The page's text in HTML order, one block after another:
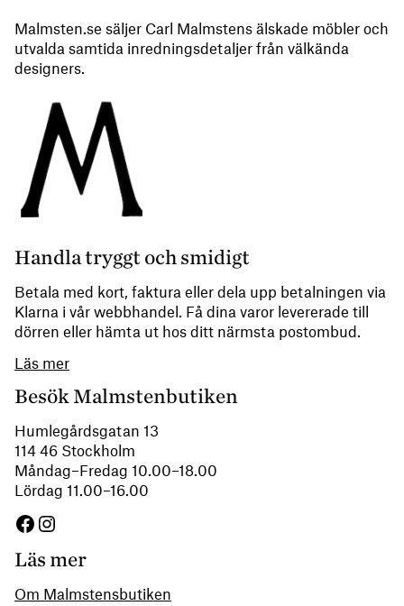
Malmsten.se säljer Carl Malmstens älskade möbler och
utvalda samtida inredningsdetaljer från välkända
designers.
Handla tryggt och smidigt
Betala med kort, faktura eller dela upp betalningen via
Klarna i vår webbhandel. Få dina varor levererade till
dörren eller hämta ut hos ditt närmsta postombud.
Läs mer
Besök Malmstenbutiken
Humlegårdsgatan 13
114 46 Stockholm
Måndag–Fredag 10.00–18.00
Lördag 11.00–16.00
Facebook
Instagram
Läs mer
Om Malmstensbutiken